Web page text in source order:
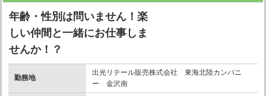
年齢・性別は問いません！楽
しい仲間と一緒にお仕事しま
せんか！？
勤務地
出光リテール販売株式会社 東海北陸カンパニ
ー 金沢南